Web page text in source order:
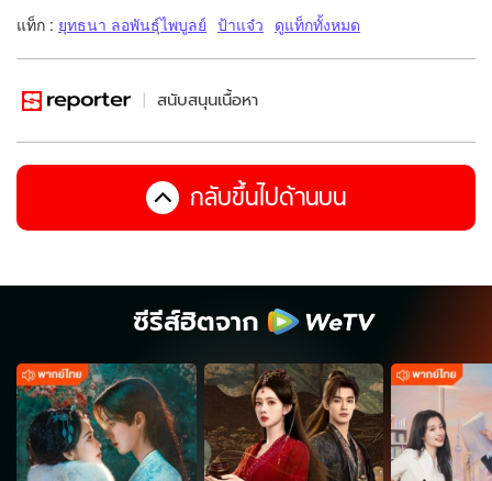
แท็ก : ยุทธนา ลอพันธุ์ไพบูลย์ ป้าแจ๋ว ดูแท็กทั้งหมด
สนับสนุนเนื้อหา
กลับขึ้นไปด้านบน
ซีรีส์ฮิตจาก